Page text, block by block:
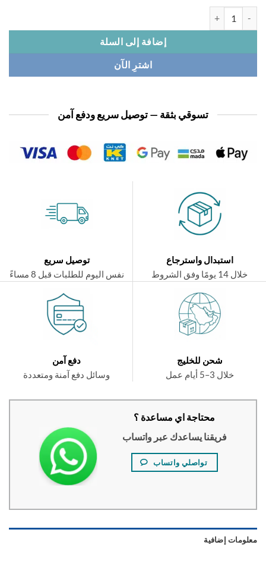
إضافة إلى السلة
اشترِ الآن
تسوقي بثقة — توصيل سريع ودفع آمن
استبدال واسترجاع
توصيل سريع
نفس اليوم للطلبات قبل 8 مساءً
شحن للخليج
دفع آمن
وسائل دفع آمنة ومتعددة
محتاجة اي مساعدة ؟
فريقنا يساعدك عبر واتساب
تواصلي واتساب
إضافية